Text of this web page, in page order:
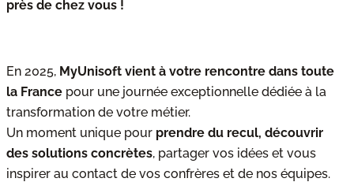
près de chez vous !
En 2025, MyUnisoft vient à votre rencontre dans toute
la France pour une journée exceptionnelle dédiée à la
transformation de votre métier.
Un moment unique pour prendre du recul, découvrir
des solutions concrètes, partager vos idées et vous
inspirer au contact de vos confrères et de nos équipes.